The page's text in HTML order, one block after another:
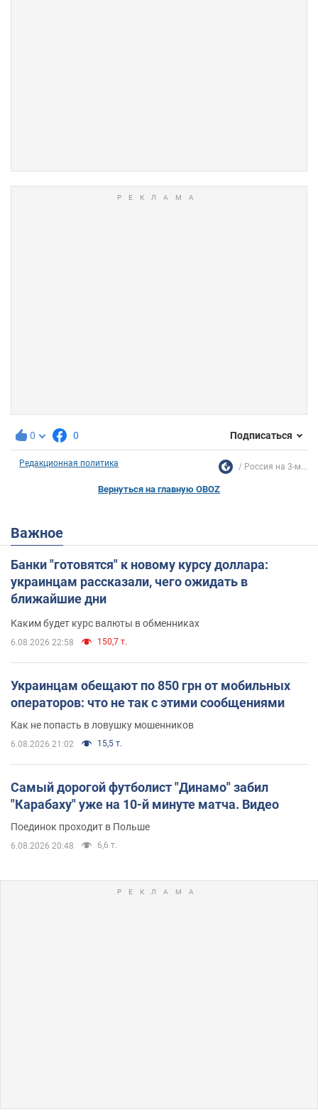
0 0 Подписаться
Редакционная политика Россия на 3-м...
Вернуться на главную OBOZ
Важное
Банки "готовятся" к новому курсу доллара:
украинцам рассказали, чего ожидать в
ближайшие дни
Каким будет курс валюты в обменниках
6.08.2026 22:58 150,7 т.
Украинцам обещают по 850 грн от мобильных
операторов: что не так с этими сообщениями
Как не попасть в ловушку мошенников
6.08.2026 21:02 15,5 т.
Самый дорогой футболист "Динамо" забил
"Карабаху" уже на 10-й минуте матча. Видео
Поединок проходит в Польше
6.08.2026 20:48 6,6 т.